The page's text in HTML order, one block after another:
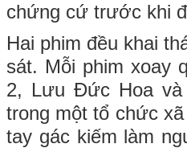
chứng cứ trước khi
Hai phim đều khai
sát. Mỗi phim xoay
2, Lưu Đức Hoa và
trong một tổ chức
tay gác kiếm làm